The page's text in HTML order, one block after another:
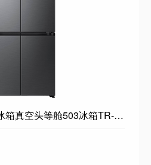
海信璀璨世界杯定制冰箱真空头等舱503冰箱TR-503U6CZKQD超薄零嵌入式十字门四开门一级能效